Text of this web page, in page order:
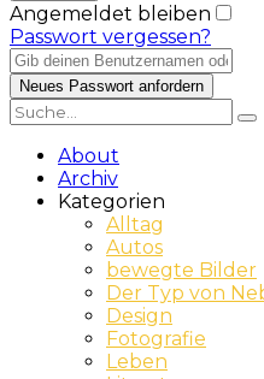
Angemeldet bleiben
Passwort vergessen?
About
Archiv
Kategorien
Alltag
Autos
bewegte Bilder
Der Typ von
Design
Fotografie
Leben